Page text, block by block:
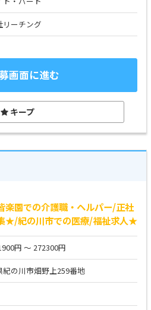
リーチング
画面に進む
キープ
楽園での介護職・ヘルパー/正社
★/紀の川市での医療/福祉求人★
円 ～ 272300円
紀の川市畑野上259番地